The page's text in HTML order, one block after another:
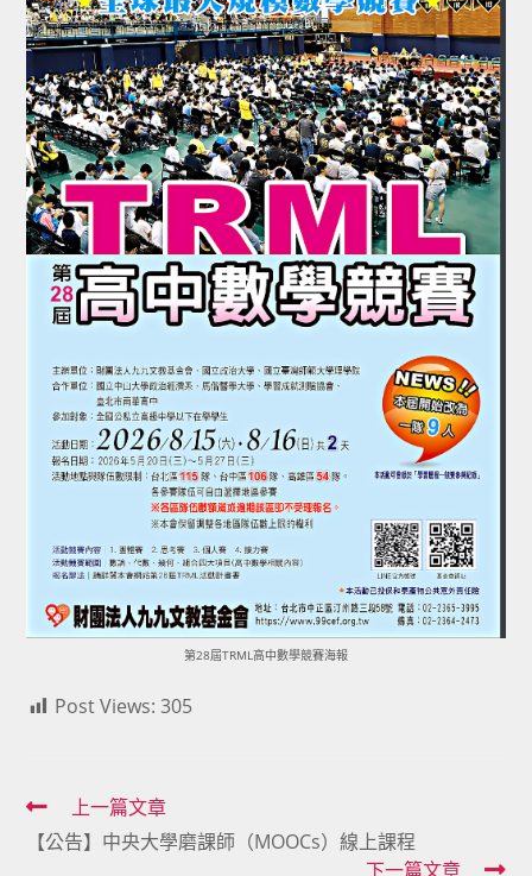
第28屆TRML高中數學競賽海報
Post Views: 305
Read
more
上一篇文章
【公告】中央大學磨課師（MOOCs）線上課程
下一篇文章